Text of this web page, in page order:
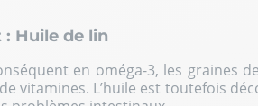
: Huile de lin
en oméga-3, les graines
vitamines. L’huile est toutefois